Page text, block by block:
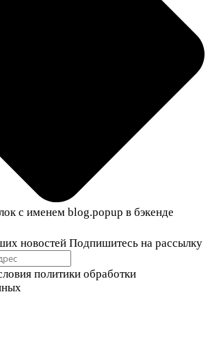
с именем blog.popup в бэкенде
новостей Подпишитесь на рассылку
политики обработки